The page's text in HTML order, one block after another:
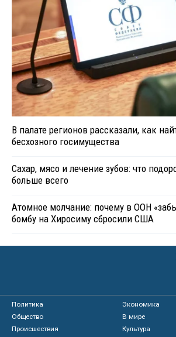
В палате регионов рассказали, как
бесхозного госимущества
Сахар, мясо и лечение зубов: что
больше всего
Атомное молчание: почему в ООН
бомбу на Хиросиму сбросили США
Политика
Экономика
Общество
В мире
Происшествия
Культура